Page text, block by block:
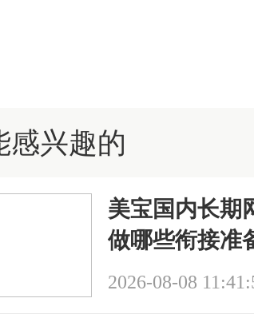
感兴趣的
美宝国内长期
做哪些衔接准
2026-08-08